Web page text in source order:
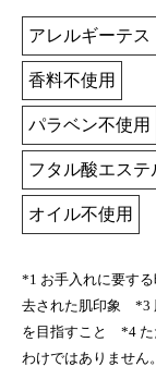
アレルギーテス
香料不使用
パラベン不使用
フタル酸エステ
オイル不使用
*1 お手入れに要す
去された肌印象 *3
を目指すこと *4 た
わけではありません。